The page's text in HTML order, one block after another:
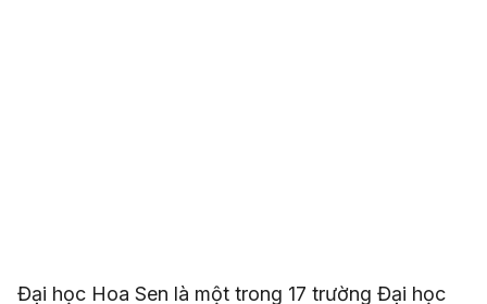
Đại học Hoa Sen là một trong 17 trường Đại học